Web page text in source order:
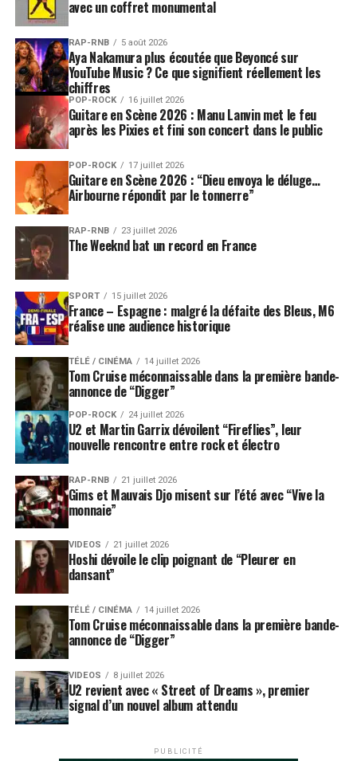
avec un coffret monumental
RAP-RNB 5 août 2026
Aya Nakamura plus écoutée que Beyoncé sur
YouTube Music ? Ce que signifient réellement les
chiffres
POP-ROCK 16 juillet 2026
Guitare en Scène 2026 : Manu Lanvin met le feu
après les Pixies et fini son concert dans le public
POP-ROCK 17 juillet 2026
Guitare en Scène 2026 : “Dieu envoya le déluge…
Airbourne répondit par le tonnerre”
RAP-RNB 23 juillet 2026
The Weeknd bat un record en France
SPORT 15 juillet 2026
France – Espagne : malgré la défaite des Bleus, M6
réalise une audience historique
TÉLÉ / CINÉMA 14 juillet 2026
Tom Cruise méconnaissable dans la première bande-
annonce de “Digger”
POP-ROCK 24 juillet 2026
U2 et Martin Garrix dévoilent “Fireflies”, leur
nouvelle rencontre entre rock et électro
RAP-RNB 21 juillet 2026
Gims et Mauvais Djo misent sur l’été avec “Vive la
monnaie”
VIDEOS 21 juillet 2026
Hoshi dévoile le clip poignant de “Pleurer en
dansant”
TÉLÉ / CINÉMA 14 juillet 2026
Tom Cruise méconnaissable dans la première bande-
annonce de “Digger”
VIDEOS 8 juillet 2026
U2 revient avec « Street of Dreams », premier
signal d’un nouvel album attendu
PUBLICITÉ